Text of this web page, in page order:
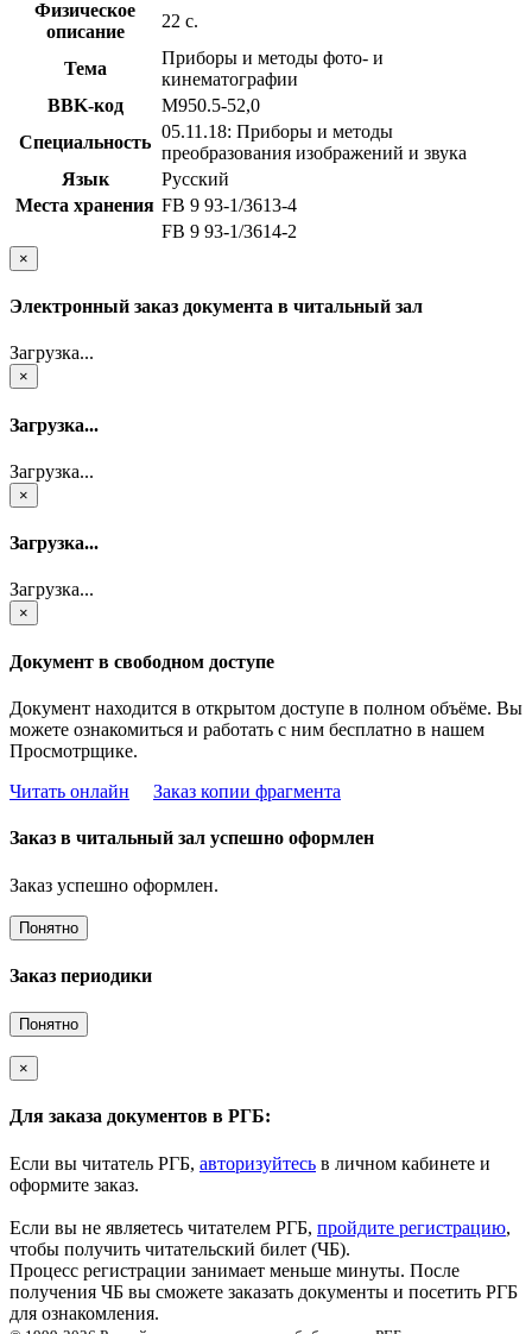
Физическое
описание
22 с.
Тема
Приборы и методы фото- и
кинематографии
BBK-код
М950.5-52,0
Специальность
05.11.18: Приборы и методы
преобразования изображений и звука
Язык
Русский
Места хранения FB 9 93-1/3613-4
FB 9 93-1/3614-2
×
Электронный заказ документа в читальный зал
Загрузка...
×
Загрузка...
Загрузка...
×
Загрузка...
Загрузка...
×
Документ в свободном доступе
Документ находится в открытом доступе в полном объёме. Вы
можете ознакомиться и работать с ним бесплатно в нашем
Просмотрщике.
Читать онлайн
Заказ копии фрагмента
Заказ в читальный зал успешно оформлен
Заказ успешно оформлен.
Понятно
Заказ периодики
Понятно
×
Для заказа документов в РГБ:
Если вы читатель РГБ, авторизуйтесь в личном кабинете и
оформите заказ.
Если вы не являетесь читателем РГБ, пройдите регистрацию,
чтобы получить читательский билет (ЧБ).
Процесс регистрации занимает меньше минуты. После
получения ЧБ вы сможете заказать документы и посетить РГБ
для ознакомления.